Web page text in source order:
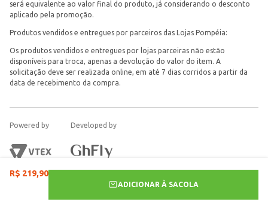
R$ 219,90
ADICIONAR À SACOLA
será equivalente ao valor final do produto, já considerando o desconto
aplicado pela promoção.
Produtos vendidos e entregues por parceiros das Lojas Pompéia:
Os produtos vendidos e entregues por lojas parceiras não estão
disponíveis para troca, apenas a devolução do valor do item. A
solicitação deve ser realizada online, em até 7 dias corridos a partir da
data de recebimento da compra.
Powered by Developed by